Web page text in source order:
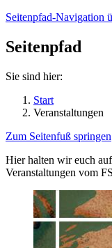
Seitenpfad-Navigation
Seitenpfad
Sie sind hier:
Start
Veranstaltungen
Zum Seitenfuß springen
Hier halten wir euch
Veranstaltungen vom